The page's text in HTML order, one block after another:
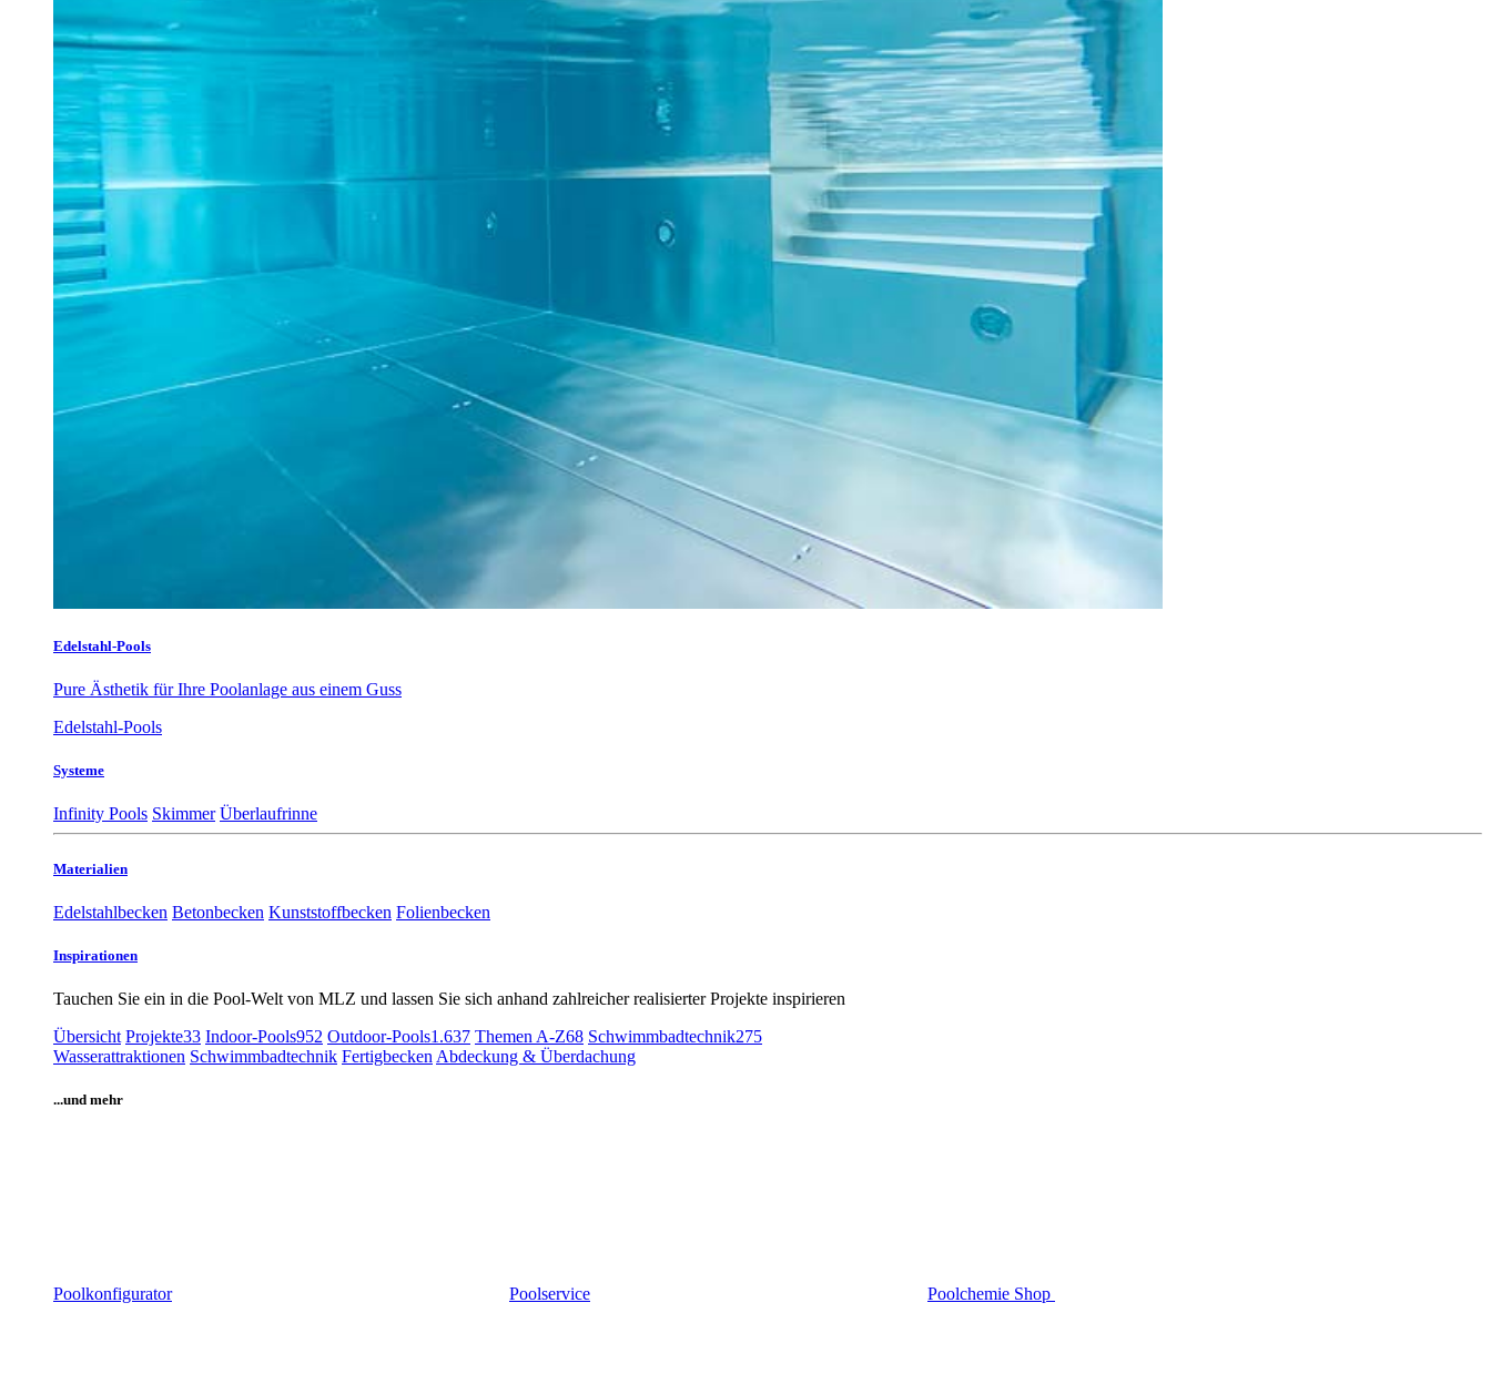
Edelstahl-Pools
Pure Ästhetik für Ihre Poolanlage aus einem Guss
Edelstahl-Pools
Systeme
Infinity Pools Skimmer Überlaufrinne
Materialien
Edelstahlbecken Betonbecken Kunststoffbecken Folienbecken
Inspirationen
Tauchen Sie ein in die Pool-Welt von MLZ und lassen Sie sich anhand zahlreicher realisierter Projekte inspirieren
Übersicht Projekte33 Indoor-Pools952 Outdoor-Pools1.637 Themen A-Z68 Schwimmbadtechnik275
Wasserattraktionen Schwimmbadtechnik Fertigbecken Abdeckung & Überdachung
...und mehr
Poolkonfigurator Poolservice Poolchemie Shop